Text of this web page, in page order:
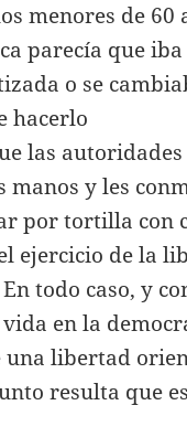
menores de 60
parecía que iba
o se
hacerlo
las autoridades
manos y les
por tortilla con
ejercicio de la
todo caso, y
en la
una libertad
resulta que